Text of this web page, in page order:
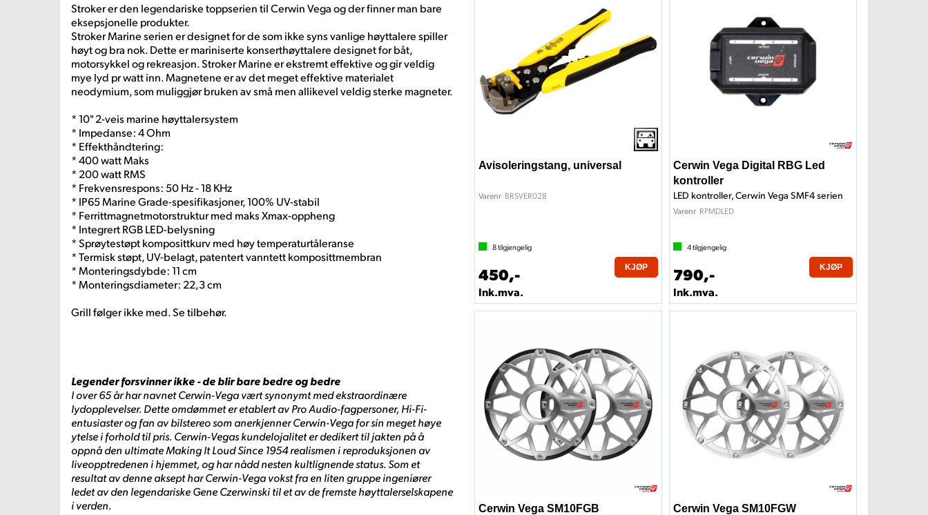
Stroker er den legendariske toppserien til Cerwin Vega og der finner man bare
eksepsjonelle produkter.
Stroker Marine serien er designet for de som ikke syns vanlige høyttalere spiller
høyt og bra nok. Dette er mariniserte konserthøyttalere designet for båt,
motorsykkel og rekreasjon. Stroker Marine er ekstremt effektive og gir veldig
mye lyd pr watt inn. Magnetene er av det meget effektive materialet
neodymium, som muliggjør bruken av små men allikevel veldig sterke magneter.
* 10" 2-veis marine høyttalersystem
* Impedanse: 4 Ohm
* Effekthåndtering:
* 400 watt Maks
* 200 watt RMS
* Frekvensrespons: 50 Hz - 18 KHz
* IP65 Marine Grade-spesifikasjoner, 100% UV-stabil
* Ferrittmagnetmotorstruktur med maks Xmax-oppheng
* Integrert RGB LED-belysning
* Sprøytestøpt komposittkurv med høy temperaturtåleranse
* Termisk støpt, UV-belagt, patentert vanntett komposittmembran
* Monteringsdybde: 11 cm
* Monteringsdiameter: 22,3 cm
Grill følger ikke med. Se tilbehør.
Legender forsvinner ikke - de blir bare bedre og bedre
I over 65 år har navnet Cerwin-Vega vært synonymt med ekstraordinære
lydopplevelser. Dette omdømmet er etablert av Pro Audio-fagpersoner, Hi-Fi-
entusiaster og fan av bilstereo som anerkjenner Cerwin-Vega for sin meget høye
ytelse i forhold til pris. Cerwin-Vegas kundelojalitet er dedikert til jakten på å
oppnå den ultimate Making It Loud Since 1954 realismen i reproduksjonen av
liveopptredenen i hjemmet, og har nådd nesten kultlignende status. Som et
resultat av denne aksept har Cerwin-Vega vokst fra en liten gruppe ingeniører
ledet av den legendariske Gene Czerwinski til et av de fremste høyttalerselskapene
i verden.
Avisoleringstang, universal
Varenr BRSVER028
8tilgjengelig
450,-
Ink.mva.
KJØP
Cerwin Vega Digital RBG Led
kontroller
LED kontroller, Cerwin Vega SMF4 serien
Varenr RPMDLED
4tilgjengelig
790,-
Ink.mva.
KJØP
Cerwin Vega SM10FGB
Cerwin Vega SM10FGW